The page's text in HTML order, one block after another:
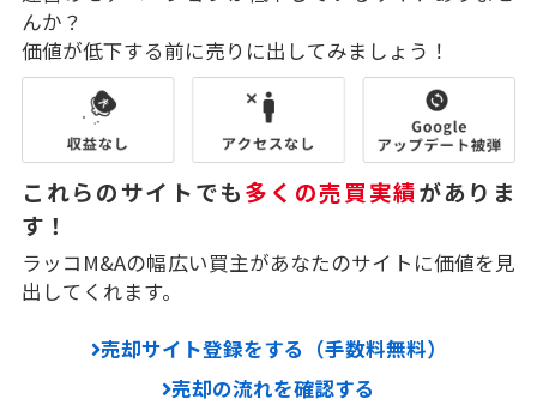
んか？
価値が低下する前に売りに出してみましょう！
これらのサイトでも多くの売買実績がありま
す！
ラッコM&Aの幅広い買主があなたのサイトに価値を見
出してくれます。
売却サイト登録をする（手数料無料）
売却の流れを確認する